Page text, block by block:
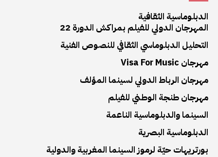
الدبلوماسية الثقافية
المهرجان الدولي للفيلم بمراكش الدورة 22
التحليل الدبلوماسي الثقافي للنصوص الفنية
مهرجان Visa For Music
مهرجان الرباط الدولي لسينما المؤلف
مهرجان طنجة الوطني للفيلم
السينما والدبلوماسية الناعمة
الدبلوماسية البصرية
بورتريهات حيّة لرموز السينما المغربية والدولية